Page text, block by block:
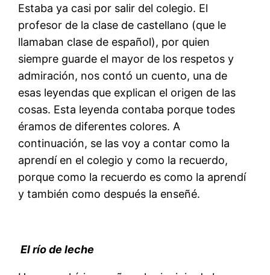
Estaba ya casi por salir del colegio. El
profesor de la clase de castellano (que le
llamaban clase de español), por quien
siempre guarde el mayor de los respetos y
admiración, nos contó un cuento, una de
esas leyendas que explican el origen de las
cosas. Esta leyenda contaba porque todes
éramos de diferentes colores. A
continuación, se las voy a contar como la
aprendí en el colegio y como la recuerdo,
porque como la recuerdo es como la aprendí
y también como después la enseñé.
El río de leche